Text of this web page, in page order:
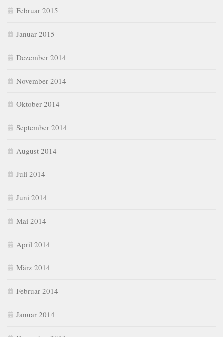
Februar 2015
Januar 2015
Dezember 2014
November 2014
Oktober 2014
September 2014
August 2014
Juli 2014
Juni 2014
Mai 2014
April 2014
März 2014
Februar 2014
Januar 2014